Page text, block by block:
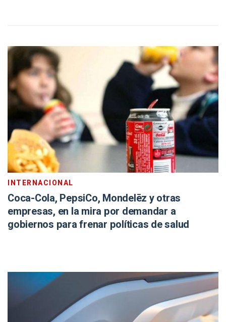
INTERNACIONAL
Coca-Cola, PepsiCo, Mondelēz y otras
empresas, en la mira por demandar a
gobiernos para frenar políticas de salud